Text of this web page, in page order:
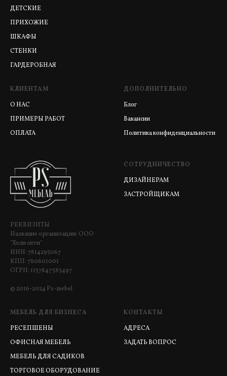
ДЕТСКИЕ
ПРИХОЖИЕ
ШКАФЫ
СТЕНКИ
ГАРДЕРОБНАЯ
КЛИЕНТАМ
О НАС
ПРИМЕРЫ РАБОТ
ОПЛАТА
ДОПОЛНИТЕЛЬНО
Блог
Вакансии
Политика конфиденциальности
РЕКВИЗИТЫ
Название организации: ООО
"Холи сити"
ИНН: 7814295067
КПП: 780601001
ОГРН: 1157847385497
© 2016-2024 Ps-mebel
СОТРУДНИЧЕСТВО
ДИЗАЙНЕРАМ
ЗАСТРОЙЩИКАМ
МЕБЕЛЬ ДЛЯ БИЗНЕСА
РЕСЕПШЕНЫ
ОФИСНАЯ МЕБЕЛЬ
МЕБЕЛЬ ДЛЯ САДИКОВ
ТОРГОВОЕ ОБОРУДОВАНИЕ
КОНТАКТЫ
АДРЕСА
ЗАДАТЬ ВОПРОС